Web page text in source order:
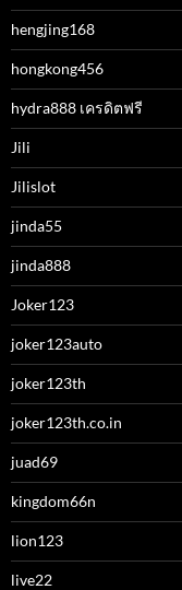
hengjing168
hongkong456
hydra888 เครดิตฟรี
Jili
Jilislot
jinda55
jinda888
Joker123
joker123auto
joker123th
joker123th.co.in
juad69
kingdom66n
lion123
live22